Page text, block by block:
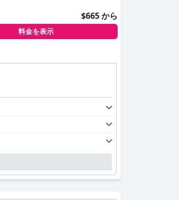
$665 から
料金を表示